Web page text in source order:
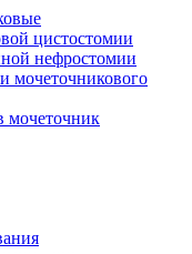
цистостомии
нефростомии
мочеточникового
мочеточник